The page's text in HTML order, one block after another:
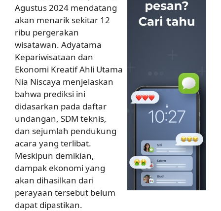
Agustus 2024 mendatang
akan menarik sekitar 12
ribu pergerakan
wisatawan. Adyatama
Kepariwisataan dan
Ekonomi Kreatif Ahli Utama
Nia Niscaya menjelaskan
bahwa prediksi ini
didasarkan pada daftar
undangan, SDM teknis,
dan sejumlah pendukung
acara yang terlibat.
Meskipun demikian,
dampak ekonomi yang
akan dihasilkan dari
perayaan tersebut belum
dapat dipastikan.